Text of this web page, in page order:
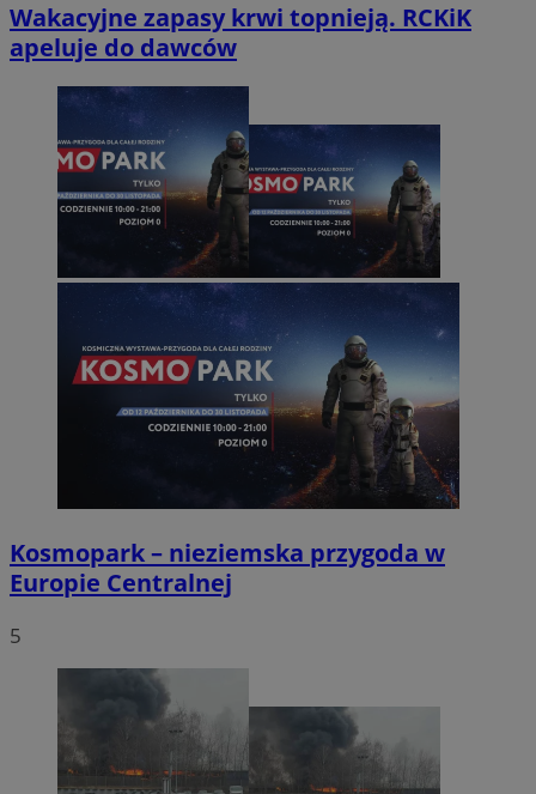
Wakacyjne zapasy krwi topnieją. RCKiK
apeluje do dawców
Kosmopark – nieziemska przygoda w
Europie Centralnej
5